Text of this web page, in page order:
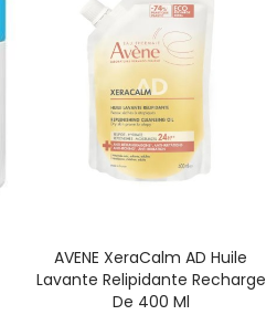
AVENE XeraCalm AD Huile
Lavante Relipidante Recharge
De 400 Ml